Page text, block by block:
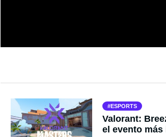
ESPORTS
Valorant:
el evento más